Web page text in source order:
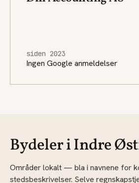
siden 2023
Ingen Google anmeldelser
Bydeler i Indre
Områder lokalt — bla i navnene for
stedsbeskrivelser. Selve